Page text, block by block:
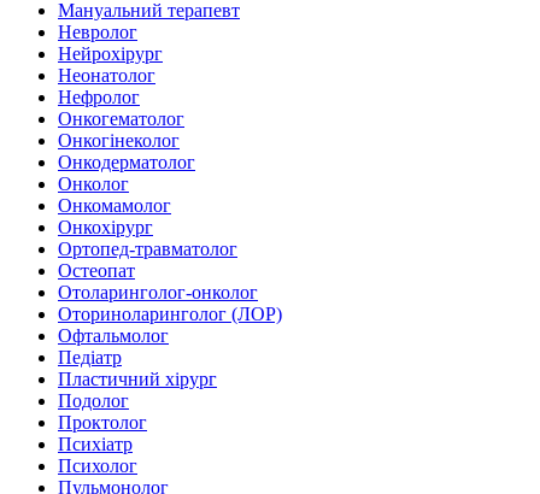
Мануальний терапевт
Невролог
Нейрохірург
Неонатолог
Нефролог
Онкогематолог
Онкогінеколог
Онкодерматолог
Онколог
Онкомамолог
Онкохірург
Ортопед-травматолог
Остеопат
Отоларинголог-онколог
Оториноларинголог (ЛОР)
Офтальмолог
Педіатр
Пластичний хірург
Подолог
Проктолог
Психіатр
Психолог
Пульмонолог